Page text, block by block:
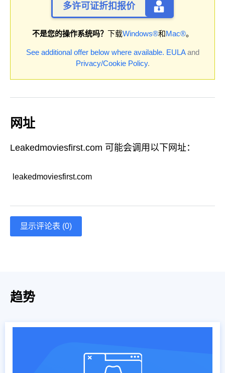
多许可证折扣报价
不是您的操作系统吗？ 下载Windows®和Mac®。
See additional offer below where available. EULAand
Privacy/Cookie Policy.
网址
Leakedmoviesfirst.com 可能会调用以下网址：
leakedmoviesfirst.com
显示评论表 (0)
趋势